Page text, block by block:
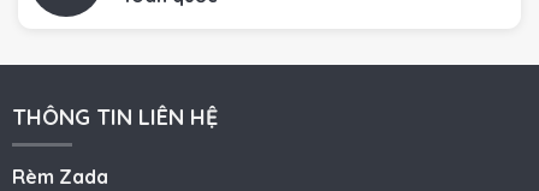
THÔNG TIN LIÊN HỆ
Rèm Zada